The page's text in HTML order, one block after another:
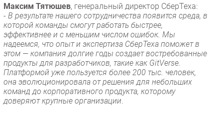
Максим Тятюшев, генеральный директор СберТеха:
- В результате нашего сотрудничества появится среда, в
которой команды смогут работать быстрее,
эффективнее и с меньшим числом ошибок. Мы
надеемся, что опыт и экспертиза СберТеха поможет в
этом — компания долгие годы создает востребованные
продукты для разработчиков, такие как GitVerse.
Платформой уже пользуется более 200 тыс. человек,
она эволюционировала от решения для небольших
команд до корпоративного продукта, которому
доверяют крупные организации